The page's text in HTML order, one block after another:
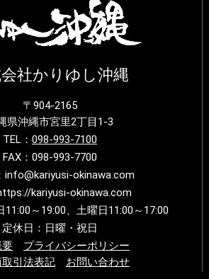
社かりゆし沖縄
〒904-2165
県沖縄市宮里2丁目1-3
TEL： 098-993-7100
FAX：098-993-7700
info@kariyusi-okinawa.com
kariyusi-okinawa.com
～19:00、土曜日11:00～17:00
定休日：日曜・祝日
要
プライバシーポリシー
引法表記
お問い合わせ